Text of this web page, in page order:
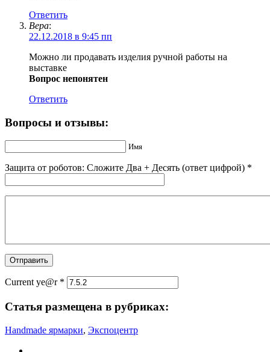
Ответить
Вера:
22.12.2018 в 9:45 пп
Можно ли продавать изделия ручной работы на
выставке
Вопрос непонятен
Ответить
Вопросы и отзывы:
Имя
Защита от роботов: Сложите Двa + Дecять (ответ цифрой) *
Current ye@r *
Статья размещена в рубриках:
Handmade ярмарки, Экспоцентр